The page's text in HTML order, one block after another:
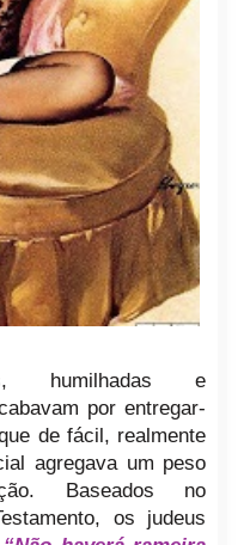
humilhadas e
por entregar-
de fácil, realmente
agregava um peso
Baseados no
os judeus